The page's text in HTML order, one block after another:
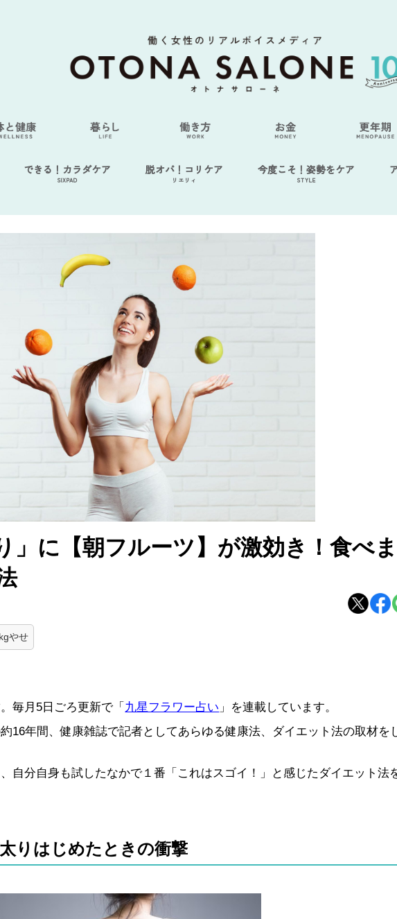
できる！カラダケア
SIXPAD
脱オバ！コリケア
リエリィ
今度こそ！姿勢をケア
STYLE
」に【朝フルーツ】が激効き！食べ
やせ
毎月5日ごろ更新で「 九星フラワー占い 」を連載しています。
16年間、健康雑誌で記者としてあらゆる健康法、ダイエット法の取材を
自分自身も試したなかで１番「これはスゴイ！」と感じたダイエット法
りはじめたときの衝撃